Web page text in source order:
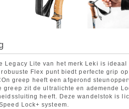
Legacy Lite van het merk Leki is
Flex punt biedt perfecte grip
greep heeft een afgerond
greep zit de ultralichte en ademende
heeft. Deze wandelstok is
Lock+ systeem.